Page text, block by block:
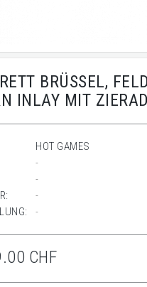
BRÜSSEL,
INLAY MIT
HOT GAMES
-
-
-
-
CHF